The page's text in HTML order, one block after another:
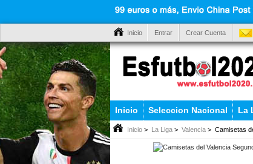
Inicio Entrar Crear Cuenta
Inicio Seleccion Nacional La
Inicio > La Liga > Valencia > Camisetas